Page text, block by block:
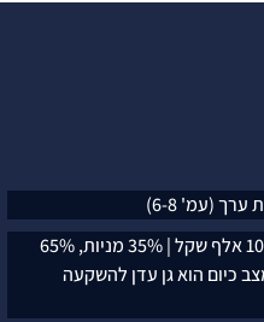
ערך (עמ' 6-8)
מה לעשות עם 100 אלף שקל | 35% מניות, 65%
כיום הוא גן עדן להשקעה